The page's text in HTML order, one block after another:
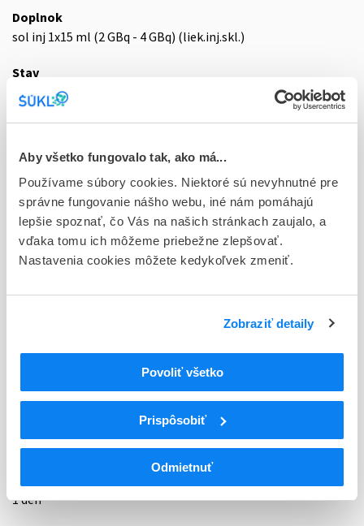
Aby všetko fungovalo tak, ako má...
Používame súbory cookies. Niektoré sú nevyhnutné pre
správne fungovanie nášho webu, iné nám pomáhajú
lepšie spoznať, čo Vás na našich stránkach zaujalo, a
vďaka tomu ich môžeme priebežne zlepšovať.
Nastavenia cookies môžete kedykoľvek zmeniť.
Zobraziť detaily
Povoliť všetko
Prispôsobiť
Odmietnuť
Doplnok
sol inj 1x15 ml (2 GBq - 4 GBq) (liek.inj.skl.)
Stav
E - EU registrácia
Typ registračnej procedúry
Držiteľ, krajina
CIS bio international, Francúzsko
Indikačná skupina
88 - RADIOPHARMACA
ATC
Terapeutické rádiofarmaká
V10B
Liečivá zmierňujúce bolesť (látky
zviditeľňujúce kosti)
V10BX
V10BX02
Samárium (153Sm) lexidronam
Podrobnosti o lieku
1 deň